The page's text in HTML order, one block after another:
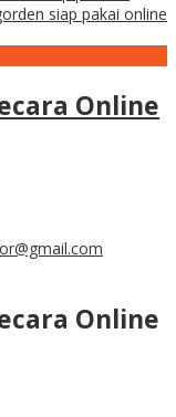
siap pakai online
Online
Online